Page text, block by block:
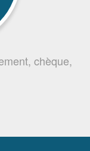
chèque,